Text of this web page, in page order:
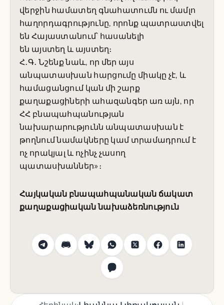
վերջին համատեղ գնահատումն ու մամլո
հաղորդագրությունը, որոնք պատրաստվել
են Հայաստանում՝ հասանելի
են այստեղ և այստեղ։
Հ․Գ․ Նշենք նաև, որ մեր այս
անպատասխան հարցումը միակը չէ, և
համացանցում կան մի շարք
քաղաքացիների ահազանգեր առ այն, որ
ՀՀ բնապահպանության
նախարարությունն անպատասխան է
թողնում նամակները կամ տրամադրում է
ոչ որակյալ և ոչինչ չասող
պատասխաններ»։
Հայկական բնապահպանական ճակատ
քաղաքացիական նախաձեռնություն